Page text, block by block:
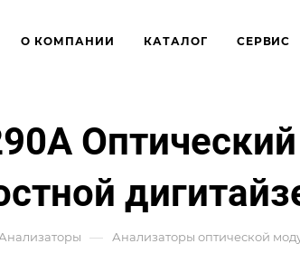
О КОМПАНИИ КАТАЛОГ СЕРВИС
Анализаторы — Анализаторы оптической